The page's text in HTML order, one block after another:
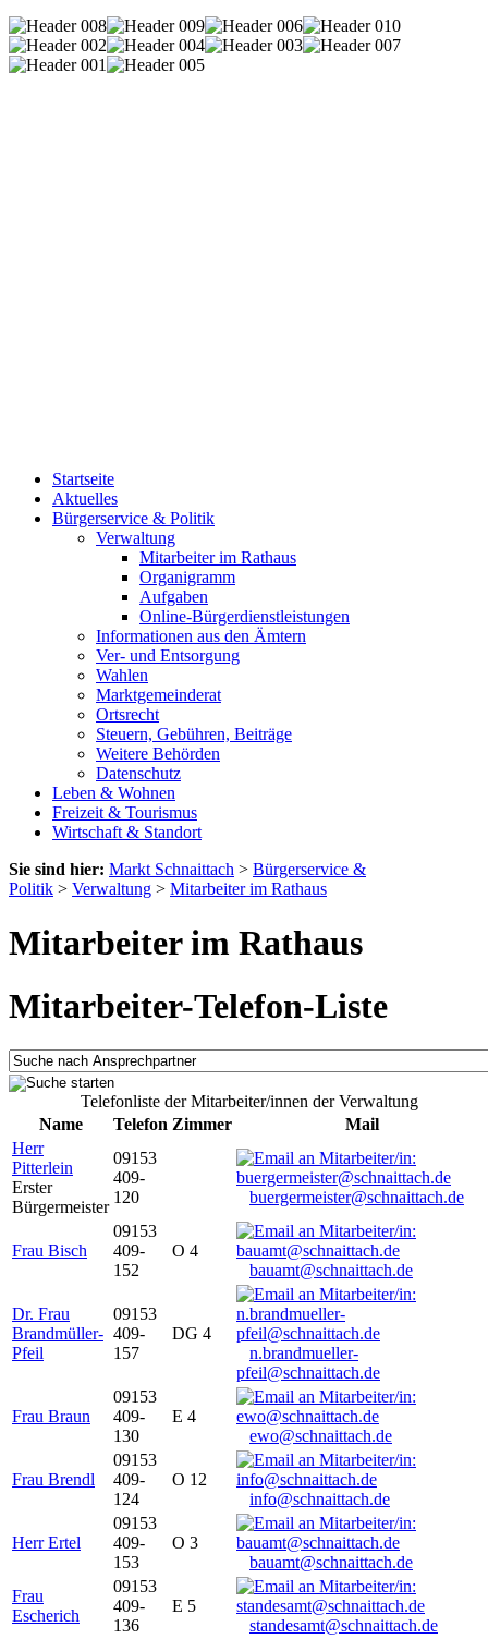
Startseite
Aktuelles
Bürgerservice & Politik
Verwaltung
Mitarbeiter im Rathaus
Organigramm
Aufgaben
Online-Bürgerdienstleistungen
Informationen aus den Ämtern
Ver- und Entsorgung
Wahlen
Marktgemeinderat
Ortsrecht
Steuern, Gebühren, Beiträge
Weitere Behörden
Datenschutz
Leben & Wohnen
Freizeit & Tourismus
Wirtschaft & Standort
Sie sind hier: Markt Schnaittach > Bürgerservice &
Politik > Verwaltung > Mitarbeiter im Rathaus
Mitarbeiter im Rathaus
Mitarbeiter-Telefon-Liste
Telefonliste der Mitarbeiter/innen der Verwaltung
Name
Telefon Zimmer
Mail
Herr
Pitterlein
Erster
Bürgermeister
09153
409-
120
buergermeister@schnaittach.de
Frau Bisch
09153
409-
152
O 4
bauamt@schnaittach.de
Dr. Frau
Brandmüller-
Pfeil
09153
409-
157
DG 4
n.brandmueller-
pfeil@schnaittach.de
Frau Braun
09153
409-
130
E 4
ewo@schnaittach.de
Frau Brendl
09153
409-
124
O 12
info@schnaittach.de
Herr Ertel
09153
409-
153
O 3
bauamt@schnaittach.de
Frau
Escherich
09153
409-
136
E 5
standesamt@schnaittach.de